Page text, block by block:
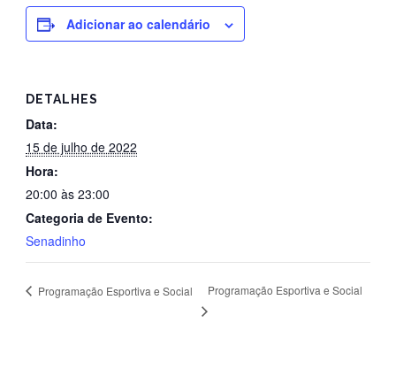
Adicionar ao calendário
DETALHES
Data:
15 de julho de 2022
Hora:
20:00 às 23:00
Categoria de Evento:
Senadinho
Programação Esportiva e Social Programação Esportiva e Social